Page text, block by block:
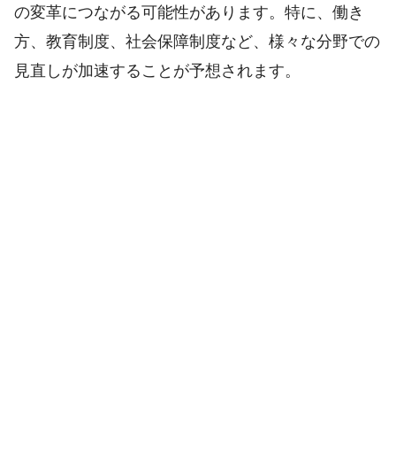
の変革につながる可能性があります。特に、働き
方、教育制度、社会保障制度など、様々な分野での
見直しが加速することが予想されます。